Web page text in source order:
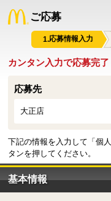
ご応募
応募情報入力
カンタン入力で応募完了
応募先
大正店
下記の情報を入力して「個
タンを押してください。
基本情報